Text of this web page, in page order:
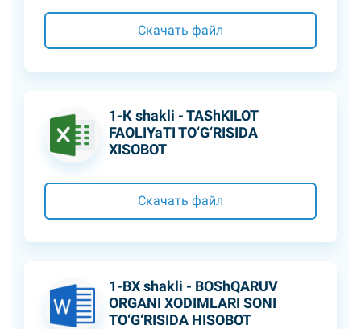
Скачать файл
1-К shakli - TAShKILOT
FAOLIYaTI TO‘G‘RISIDA
XISOBOT
Скачать файл
1-BX shakli - BOShQARUV
ORGANI XODIMLARI SONI
TO‘G‘RISIDA HISOBOT